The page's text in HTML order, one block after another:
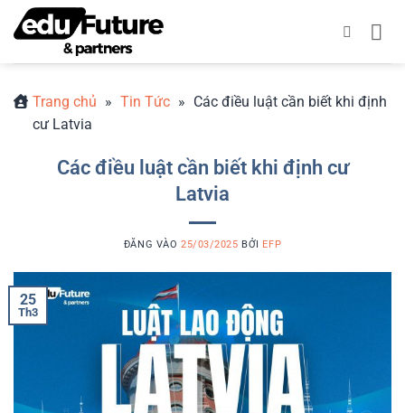
qua
Trang chủ » Tin Tức » Các điều luật cần biết khi định
cư Latvia
Các điều luật cần biết khi định cư
Latvia
ĐĂNG VÀO 25/03/2025 BỞI EFP
25
Th3